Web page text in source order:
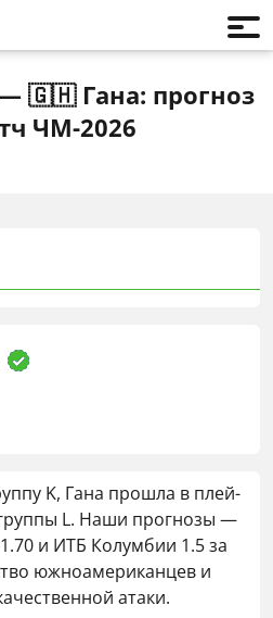
🇬🇭 Гана: прогноз
ЧМ-2026
K, Гана прошла в плей-
L. Наши прогнозы —
и ИТБ Колумбии 1.5 за
южноамериканцев и
атаки.